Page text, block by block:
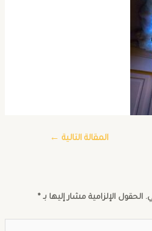
المقالة التالية←
الحقول الإلزامية مشار إليها بـ *